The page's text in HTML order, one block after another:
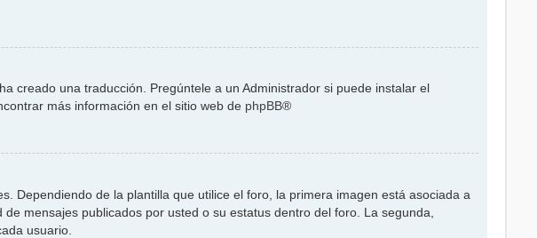
creado una traducción. Pregúntele a un Administrador si puede instalar el
más información en el sitio web de phpBB®
Dependiendo de la plantilla que utilice el foro, la primera imagen está asociada a
mensajes publicados por usted o su estatus dentro del foro. La segunda,
usuario.